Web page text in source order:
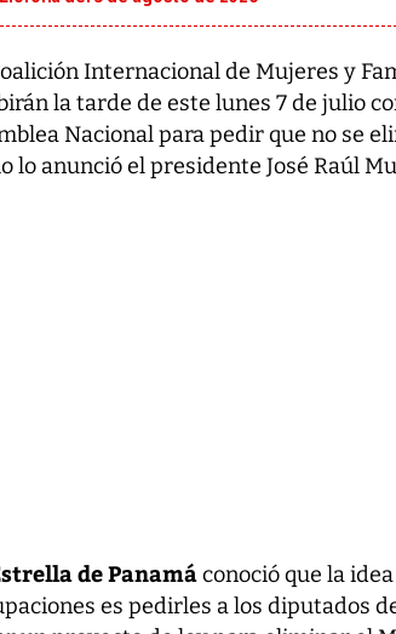
Internacional de Mujeres y
la tarde de este lunes 7 de julio
Nacional para pedir que no se
lo anunció el presidente José Raúl
de Panamáconoció que la
es pedirles a los diputados